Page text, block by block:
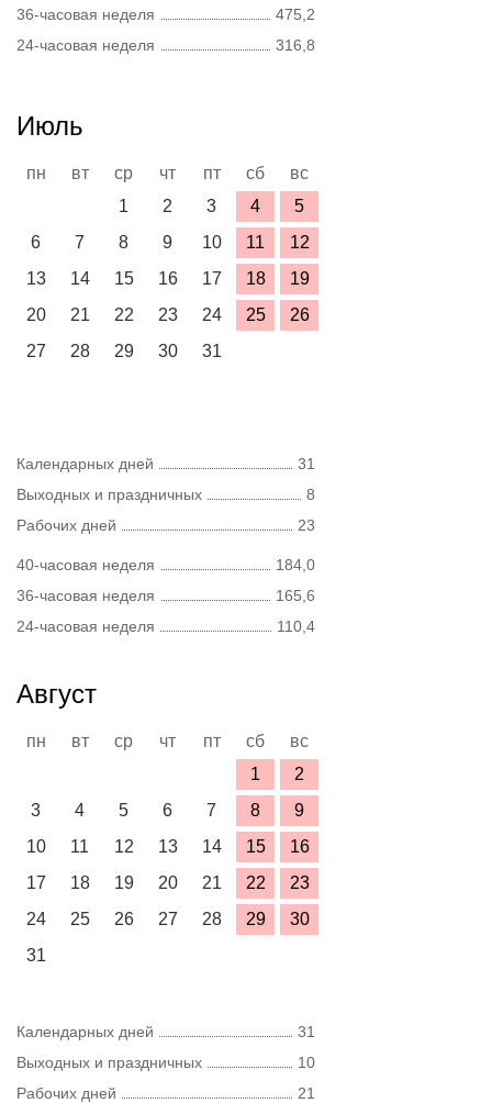
36-часовая неделя
475,2
24-часовая неделя
316,8
Июль
пн вт ср чт пт сб
вс
1
2 3 4
5
6
7 8 9 10 11
12
13
14 15 16 17 18
19
20
21 22 23 24 25
26
27
28 29 30 31
Календарных дней
31
Выходных и праздничных
8
Рабочих дней
23
40-часовая неделя
184,0
36-часовая неделя
165,6
24-часовая неделя
110,4
Август
пн вт ср чт пт сб
вс
1
2
3
4 5 6 7 8
9
10
11 12 13 14 15
16
17
18 19 20 21 22
23
24
25 26 27 28 29
30
31
Календарных дней
31
Выходных и праздничных
10
Рабочих дней
21